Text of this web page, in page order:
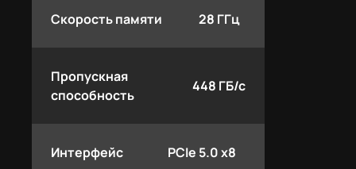
Скорость памяти 28 ГГц
Пропускная
способность
448 ГБ/с
Интерфейс PCIe 5.0 x8